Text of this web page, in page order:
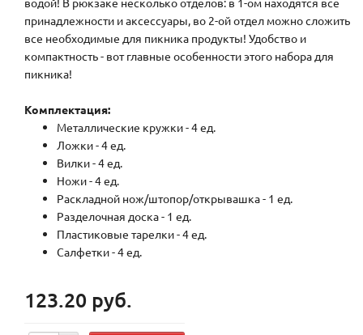
принадлежности и аксессуары, во 2-ой отдел можно сложить
все необходимые для пикника продукты! Удобство и
компактность - вот главные особенности этого набора для
пикника!
Комплектация:
Металлические кружки - 4 ед.
Ложки - 4 ед.
Вилки - 4 ед.
Ножи - 4 ед.
Раскладной нож/штопор/открывашка - 1 ед.
Разделочная доска - 1 ед.
Пластиковые тарелки - 4 ед.
Салфетки - 4 ед.
123.20 руб.